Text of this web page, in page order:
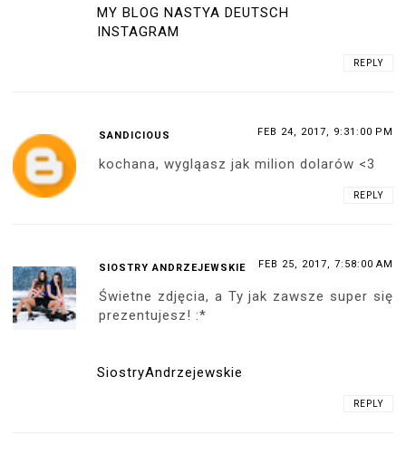
MY BLOG NASTYA DEUTSCH
INSTAGRAM
REPLY
SANDICIOUS FEB 24, 2017, 9:31:00 PM
kochana, wygląasz jak milion dolarów <3
REPLY
SIOSTRY ANDRZEJEWSKIE FEB 25, 2017, 7:58:00 AM
Świetne zdjęcia, a Ty jak zawsze super się
prezentujesz! :*
SiostryAndrzejewskie
REPLY